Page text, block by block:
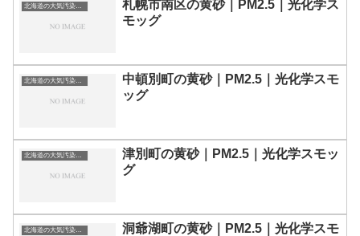
北海道の大気汚染・PM2.5・黄砂・エアロゾルの数値
札幌市南区の黄砂｜PM2.5｜光化学ス
モッグ
北海道の大気汚染・PM2.5・黄砂・エアロゾルの数値
中頓別町の黄砂｜PM2.5｜光化学スモ
ッグ
北海道の大気汚染・PM2.5・黄砂・エアロゾルの数値
津別町の黄砂｜PM2.5｜光化学スモッ
グ
北海道の大気汚染・PM2.5・黄砂・エアロゾルの数値
洞爺湖町の黄砂｜PM2.5｜光化学スモ